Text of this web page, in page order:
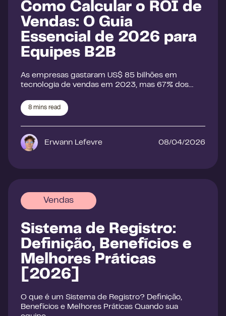
Como Calcular o ROI de
Vendas: O Guia
Essencial de 2026 para
Equipes B2B
As empresas gastaram US$ 85 bilhões em
tecnologia de vendas em 2023, mas 67% dos…
8 mins read
Erwann Lefevre 08/04/2026
Vendas
Sistema de Registro:
Definição, Benefícios e
Melhores Práticas
[2026]
O que é um Sistema de Registro? Definição,
Benefícios e Melhores Práticas Quando sua